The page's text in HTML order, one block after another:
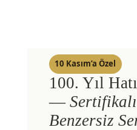
10 Kasım’a Özel
100. Yıl
—
Benzersiz